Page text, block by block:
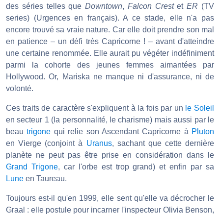
des séries telles queDowntown, Falcon CrestetER (TV
series) (Urgences en français). A ce stade, elle n'a pas
encore trouvé sa vraie nature. Car elle doit prendre son mal
en patience – un défi très Capricorne ! – avant d'atteindre
une certaine renommée. Elle aurait pu végéter indéfiniment
parmi la cohorte des jeunes femmes aimantées par
Hollywood. Or, Mariska ne manque ni d'assurance, ni de
volonté.
Ces traits de caractère s'expliquent à la fois par un le Soleil
en secteur 1 (la personnalité, le charisme) mais aussi par le
beautrigone qui relie son Ascendant Capricorne à Pluton
en Vierge (conjoint à Uranus, sachant que cette dernière
planète ne peut pas être prise en considération dans le
Grand Trigone, car l'orbe est trop grand) et enfin par sa
Lune en Taureau.
Toujours est-il qu'en 1999, elle sent qu'elle va décrocher le
Graal : elle postule pour incarner l'inspecteur Olivia Benson,